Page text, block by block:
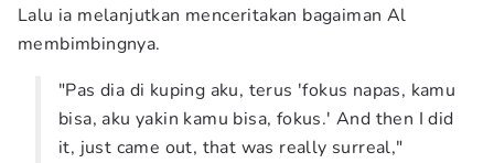
Lalu ia melanjutkan menceritakan bagaiman Al
membimbingnya.
"Pas dia di kuping aku, terus 'fokus napas, kamu
bisa, aku yakin kamu bisa, fokus.' And then I did
it, just came out, that was really surreal,"